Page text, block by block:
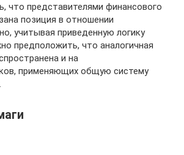
что представителями финансового
позиция в отношении
учитывая приведенную логику
предположить, что аналогичная
и на
применяющих общую систему